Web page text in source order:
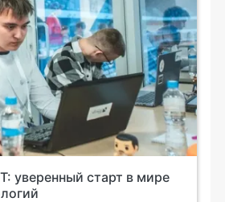
уверенный старт в мире